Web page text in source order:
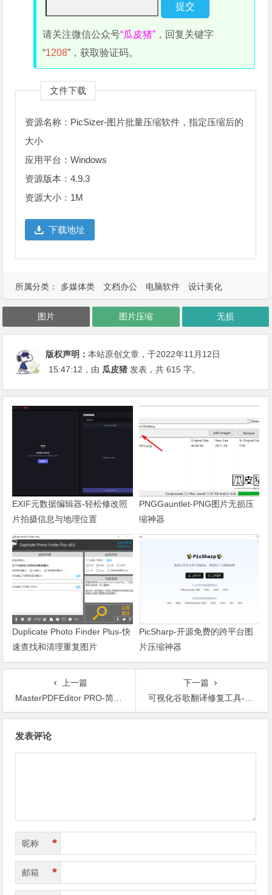
请关注微信公众号“瓜皮猪” ，回复关键字
“1208”，获取验证码。
文件下载
资源名称：PicSizer-图片批量压缩软件，指定压缩后的
大小
应用平台：Windows
资源版本：4.9.3
资源大小：1M
下载地址
所属分类： 多媒体类 文档办公 电脑软件 设计美化
图片 图片压缩 无损
版权声明：本站原创文章，于2022年11月12日
15:47:12 ，由 瓜皮猪 发表，共 615 字。
EXIF元数据编辑器-轻松修改照
片拍摄信息与地理位置
PNGGauntlet-PNG图片无损压
缩神器
Duplicate Photo Finder Plus-快
速查找和清理重复图片
PicSharp-开源免费的跨平台图
片压缩神器
上一篇
MasterPDFEditor PRO-简单易用的PDF文件编辑软件
下一篇
可视化谷歌翻译修复工具-GGBoom
发表评论
昵称 *
邮箱 *